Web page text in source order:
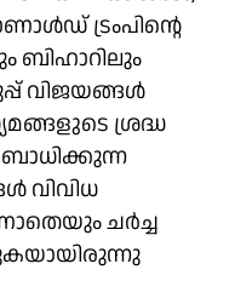
ട്രംപിന്റെ
ബിഹാറിലും
വിജയങ്ങള്‍
ശ്രദ്ധ
വിവിധ
ചര്‍ച്ച